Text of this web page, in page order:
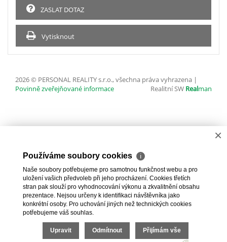
ZASLAT DOTAZ
Vytisknout
2026 © PERSONAL REALITY s.r.o., všechna práva vyhrazena |
Povinně zveřejňované informace
Realitní SW Realman
×
Používáme soubory cookies ℹ
Naše soubory potřebujeme pro samotnou funkčnost webu a pro
uložení vašich předvoleb při jeho procházení. Cookies třetích
stran pak slouží pro vyhodnocování výkonu a zkvalitnění obsahu
prezentace. Nejsou určeny k identifikaci návštěvníka jako
konkrétní osoby. Pro uchování jiných než technických cookies
potřebujeme váš souhlas.
Upravit Odmítnout Přijímám vše